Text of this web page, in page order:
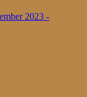
2023 -